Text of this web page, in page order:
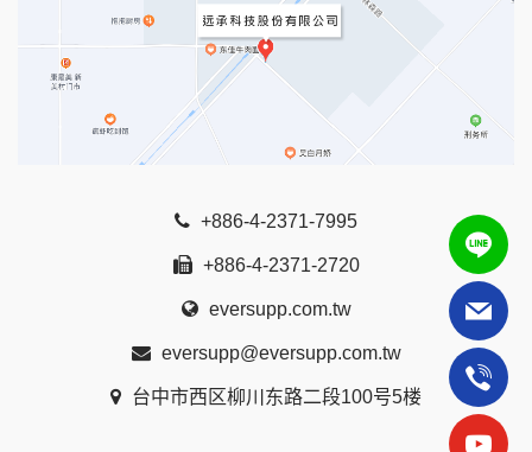
+886-4-2371-7995
+886-4-2371-2720
eversupp.com.tw
eversupp@eversupp.com.tw
台中市西区柳川东路二段100号5楼